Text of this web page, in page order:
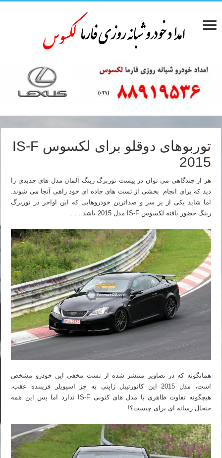
توربوهای دوقلو برای لکسوس IS-F
2015
هر از چندگاهی می توان در پیست نوربرگ رینگ آلمان مدل های جدیدی را
دید که برای انجام بخشی از تست های جاده ای خود راهی آنجا می شوند.
اما شاید یکی از پر سر و صداترین خودروهایی که این اواخر در نوربرگ
رینگ حضور یافته لکسوس IS-F مدل 2015 باشد . . .
همانگونه که در تصاویر منتشر شده از تست مخفی این خودرو مشخص
است، مدل 2015 این کانورتیبل ژاپنی به جز اسپویلر فریبنده عقب،
هیچگونه تفاوت ظاهری با مدل های کنونی IS-F ندارد اما پس این همه
جنجال رسانه ای برای چیست؟!